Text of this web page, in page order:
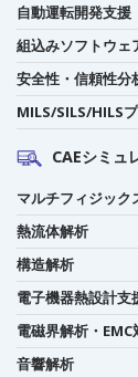
自動運転開発支援
組込みソフトウェ
安全性・信頼性分
MILS/SILS/HILS
CAEシミュ
マルチフィジック
熱流体解析
構造解析
電子機器熱設計支
電磁界解析・EMC
音響解析